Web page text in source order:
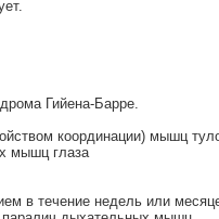
Гийена-Барре.
координации) мышц
мышц глаза
в течение недель или